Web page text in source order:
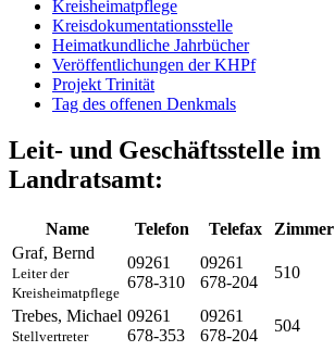
Kreisheimatpflege
Kreisdokumentationsstelle
Heimatkundliche Jahrbücher
Veröffentlichungen der KHPf
Projekt Trinität
Tag des offenen Denkmals
Leit- und Geschäftsstelle im
Landratsamt:
Name Telefon Telefax Zimmer
Graf, Bernd
Leiter der
Kreisheimatpflege
09261
678-310
09261
678-204
510
Trebes, Michael
Stellvertreter
09261
678-353
09261
678-204
504